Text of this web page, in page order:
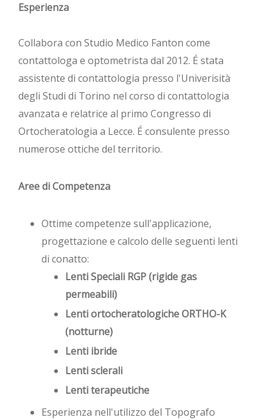
Esperienza
Collabora con Studio Medico Fanton come
contattologa e optometrista dal 2012. É stata
assistente di contattologia presso l'Univerisità
degli Studi di Torino nel corso di contattologia
avanzata e relatrice al primo Congresso di
Ortocheratologia a Lecce. É consulente presso
numerose ottiche del territorio.
Aree di Competenza
Ottime competenze sull'applicazione,
progettazione e calcolo delle seguenti lenti
di conatto:
Lenti Speciali RGP (rigide gas
permeabili)
Lenti ortocheratologiche ORTHO-K
(notturne)
Lenti ibride
Lenti sclerali
Lenti terapeutiche
Esperienza nell'utilizzo del Topografo